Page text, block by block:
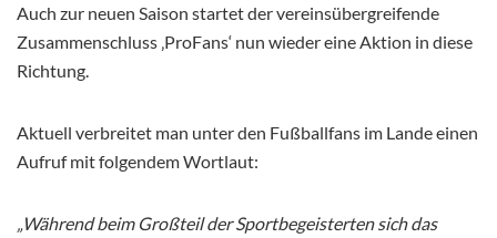
Auch zur neuen Saison startet der vereinsübergreifende
Zusammenschluss ‚ProFans‘ nun wieder eine Aktion in diese
Richtung.
Aktuell verbreitet man unter den Fußballfans im Lande einen
Aufruf mit folgendem Wortlaut:
„Während beim Großteil der Sportbegeisterten sich das